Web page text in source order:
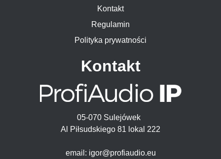
Kontakt
Regulamin
Polityka prywatności
Kontakt
05-070 Sulejówek
Al Piłsudskiego 81 lokal 222
email: igor@profiaudio.eu